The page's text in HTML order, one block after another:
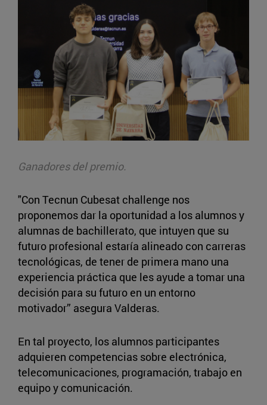
Ganadores del premio.
"Con Tecnun Cubesat challenge nos
proponemos dar la oportunidad a los alumnos y
alumnas de bachillerato, que intuyen que su
futuro profesional estaría alineado con carreras
tecnológicas, de tener de primera mano una
experiencia práctica que les ayude a tomar una
decisión para su futuro en un entorno
motivador” asegura Valderas.
En tal proyecto, los alumnos participantes
adquieren competencias sobre electrónica,
telecomunicaciones, programación, trabajo en
equipo y comunicación.